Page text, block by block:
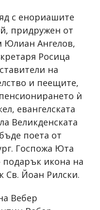
с енориашите
придружен от
Юлиан Ангелов,
Росица
на
и пеещите,
ѝ
евангелската
Великденската
поета от
Госпожа Юта
икона на
Св. Йоан Рилски.
Вебер